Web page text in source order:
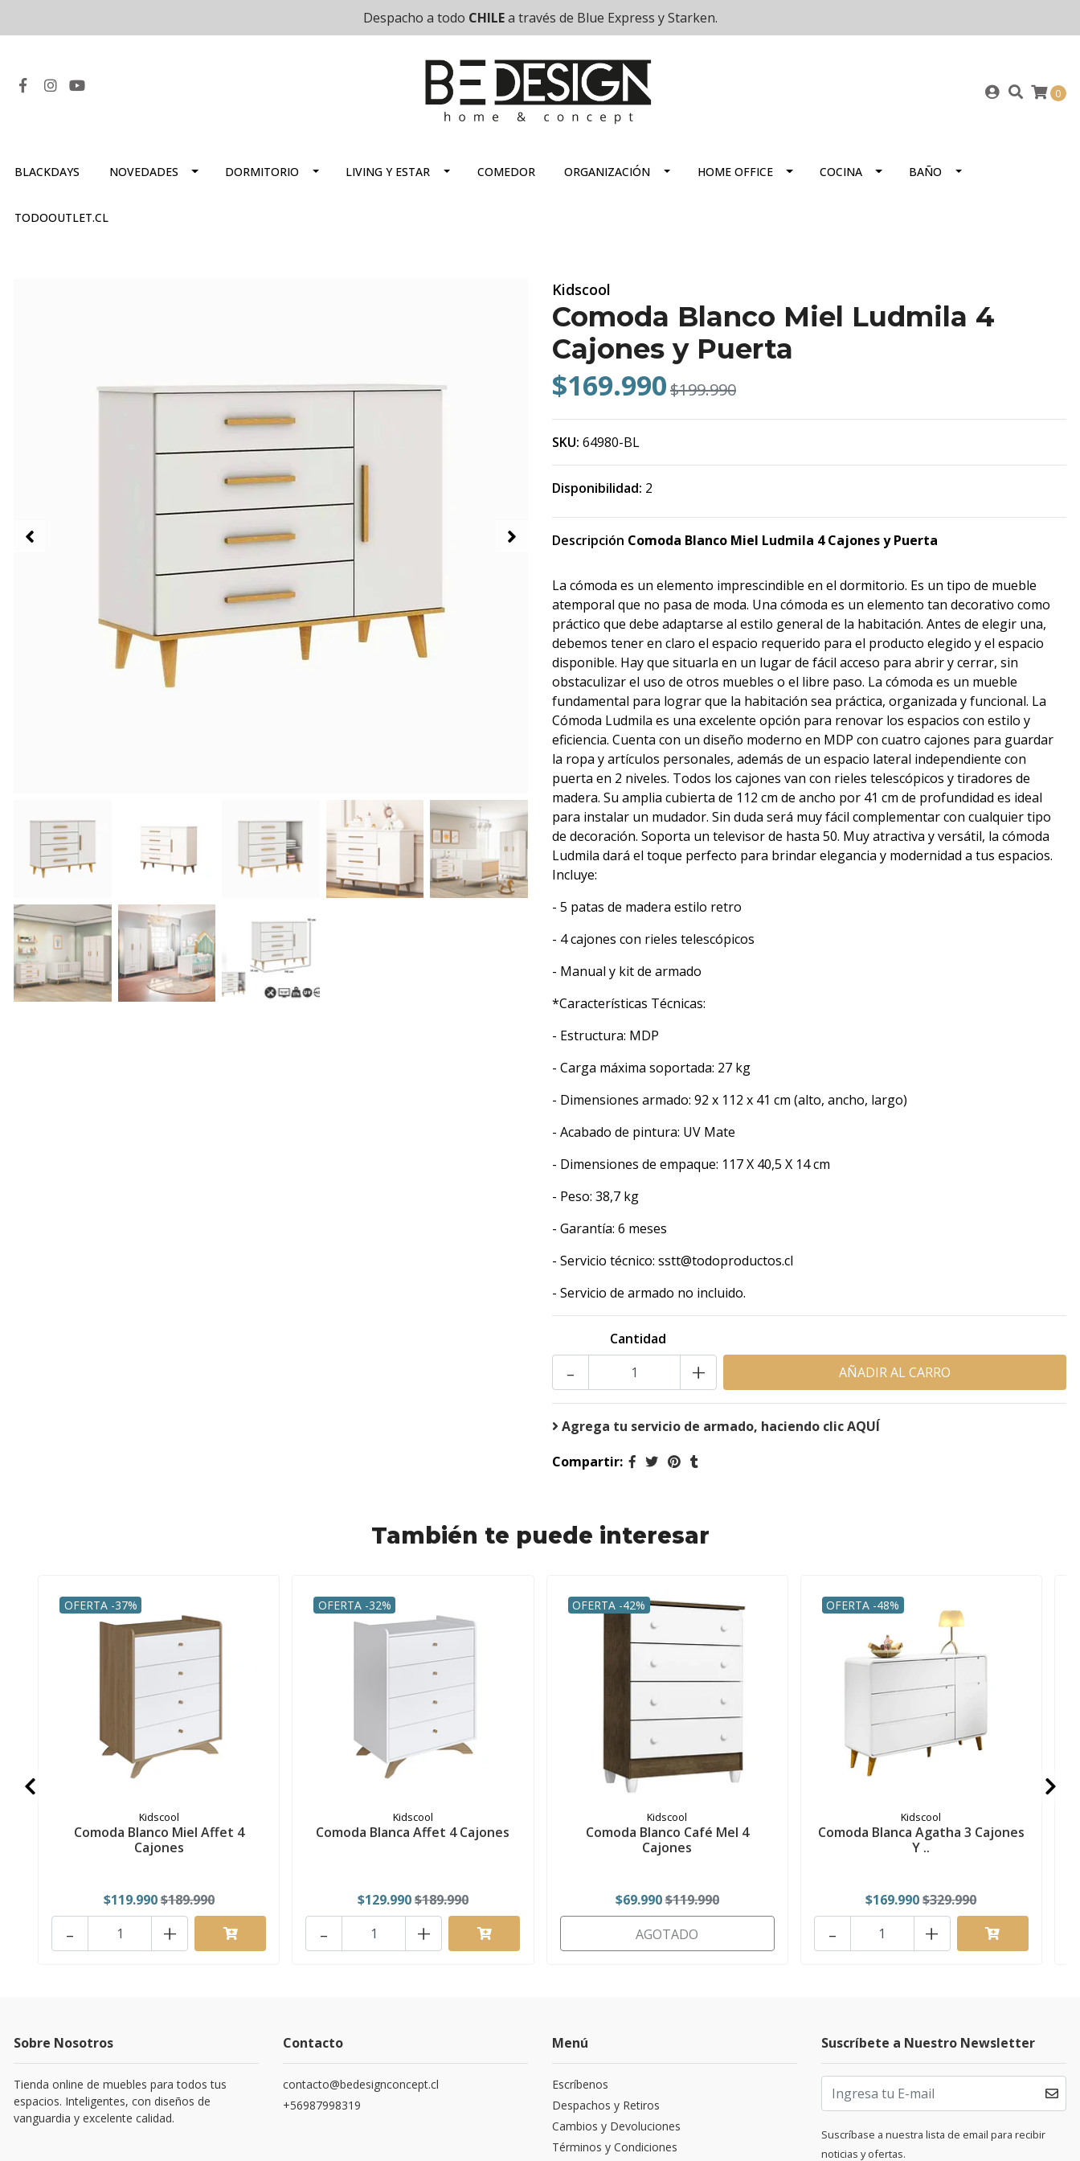
Despacho a todo CHILEa través de Blue Express y Starken.
0
BLACKDAYS NOVEDADES DORMITORIO LIVING Y ESTAR COMEDOR ORGANIZACIÓN HOME OFFICE COCINA BAÑO
TODOOUTLET.CL
Kidscool
Comoda Blanco Miel Ludmila 4
Cajones y Puerta
$169.990$199.990
SKU: 64980-BL
Disponibilidad: 2
Descripción Comoda Blanco Miel Ludmila 4 Cajones y Puerta
La cómoda es un elemento imprescindible en el dormitorio. Es un tipo de mueble
atemporal que no pasa de moda. Una cómoda es un elemento tan decorativo como
práctico que debe adaptarse al estilo general de la habitación. Antes de elegir una,
debemos tener en claro el espacio requerido para el producto elegido y el espacio
disponible. Hay que situarla en un lugar de fácil acceso para abrir y cerrar, sin
obstaculizar el uso de otros muebles o el libre paso. La cómoda es un mueble
fundamental para lograr que la habitación sea práctica, organizada y funcional. La
Cómoda Ludmila es una excelente opción para renovar los espacios con estilo y
eficiencia. Cuenta con un diseño moderno en MDP con cuatro cajones para guardar
la ropa y artículos personales, además de un espacio lateral independiente con
puerta en 2 niveles. Todos los cajones van con rieles telescópicos y tiradores de
madera. Su amplia cubierta de 112 cm de ancho por 41 cm de profundidad es ideal
para instalar un mudador. Sin duda será muy fácil complementar con cualquier tipo
de decoración. Soporta un televisor de hasta 50. Muy atractiva y versátil, la cómoda
Ludmila dará el toque perfecto para brindar elegancia y modernidad a tus espacios.
Incluye:
- 5 patas de madera estilo retro
- 4 cajones con rieles telescópicos
- Manual y kit de armado
*Características Técnicas:
- Estructura: MDP
- Carga máxima soportada: 27 kg
- Dimensiones armado: 92 x 112 x 41 cm (alto, ancho, largo)
- Acabado de pintura: UV Mate
- Dimensiones de empaque: 117 X 40,5 X 14 cm
- Peso: 38,7 kg
- Garantía: 6 meses
- Servicio técnico: sstt@todoproductos.cl
- Servicio de armado no incluido.
Cantidad
+
-
Agrega tu servicio de armado, haciendo clic AQUÍ
Compartir:
También te puede interesar
OFERTA -37%
Kidscool
Comoda Blanco Miel Affet 4
Cajones
$119.990$189.990
+
-
OFERTA -32%
Kidscool
Comoda Blanca Affet 4 Cajones
$129.990$189.990
+
-
OFERTA -42%
Kidscool
Comoda Blanco Café Mel 4
Cajones
$69.990$119.990
AGOTADO
OFERTA -48%
Kidscool
Comoda Blanca Agatha 3 Cajones
Y ..
$169.990$329.990
+
-
Sobre Nosotros
Tienda online de muebles para todos tus
espacios. Inteligentes, con diseños de
vanguardia y excelente calidad.
Contacto
contacto@bedesignconcept.cl
+56987998319
Menú
Escríbenos
Despachos y Retiros
Cambios y Devoluciones
Términos y Condiciones
Suscríbete a Nuestro Newsletter
Suscríbase a nuestra lista de email para recibir
noticias y ofertas.